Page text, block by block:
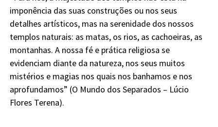
imponência das suas construções ou nos seus
detalhes artísticos, mas na serenidade dos nossos
templos naturais: as matas, os rios, as cachoeiras, as
montanhas. A nossa fé e prática religiosa se
evidenciam diante da natureza, nos seus muitos
mistérios e magias nos quais nos banhamos e nos
aprofundamos” (O Mundo dos Separados – Lúcio
Flores Terena).